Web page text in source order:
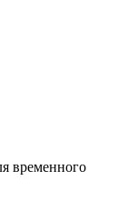
временного